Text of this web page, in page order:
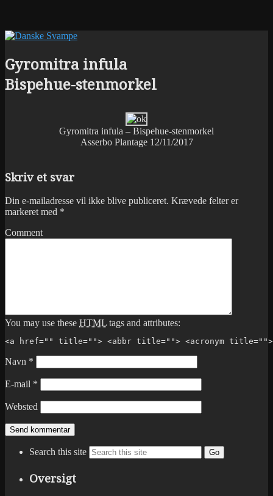
Gyromitra infula
Bispehue-stenmorkel
Gyromitra infula – Bispehue-stenmorkel
Asserbo Plantage 12/11/2017
Skriv et svar
Din e-mailadresse vil ikke blive publiceret. Krævede felter er
markeret med *
Comment
You may use these HTML tags and attributes:
<a href="" title=""> <abbr title=""> <acronym title="">
Navn *
E-mail *
Websted
Search this site Go
Oversigt